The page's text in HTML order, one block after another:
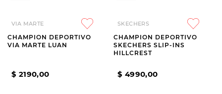
VIA MARTE
CHAMPION DEPORTIVO
VIA MARTE LUAN
$ 2190,00
SKECHERS
CHAMPION DEPORTIVO
SKECHERS SLIP-INS
HILLCREST
$ 4990,00